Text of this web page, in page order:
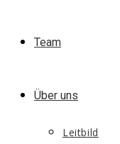
Team
Über uns
Leitbild